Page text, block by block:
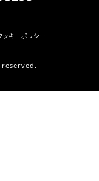
ッキーポリシー
reserved.